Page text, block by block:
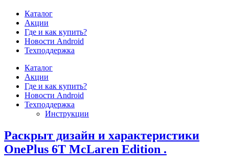
Каталог
Акции
Где и как купить?
Новости Android
Техподдержка
Каталог
Акции
Где и как купить?
Новости Android
Техподдержка
Инструкции
Раскрыт дизайн и характеристики
OnePlus 6T McLaren Edition .